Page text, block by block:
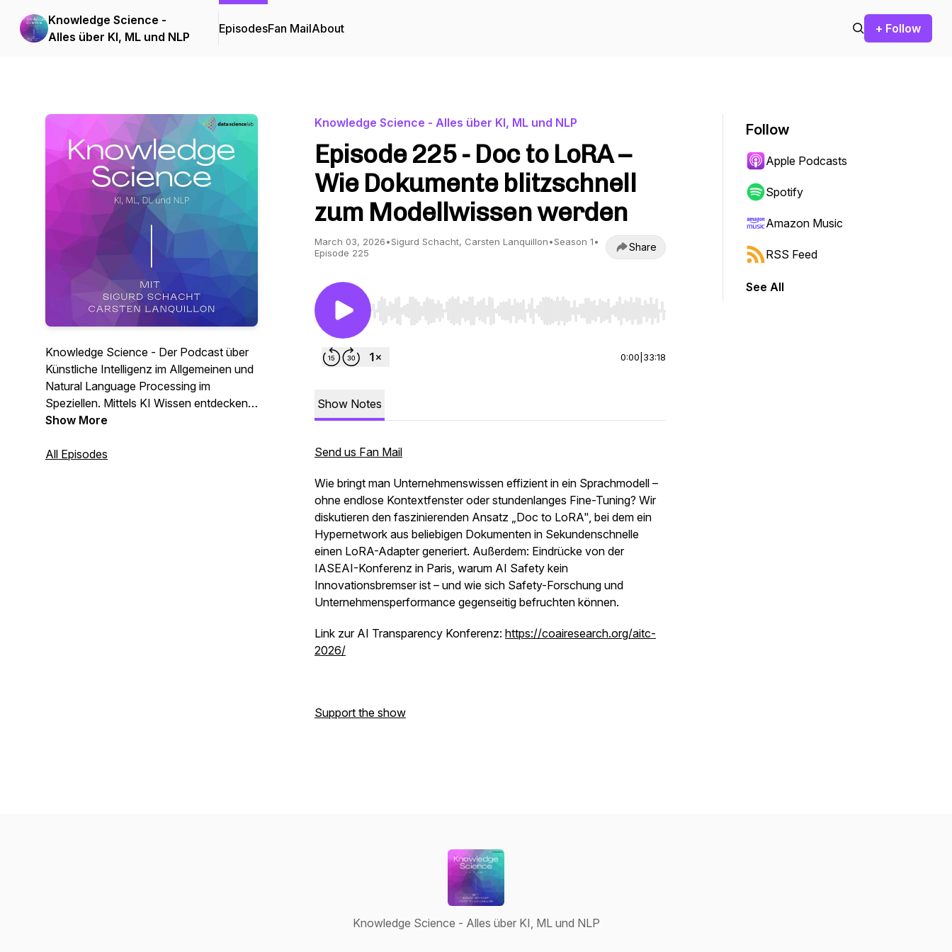
Knowledge Science -
Alles über KI, ML und NLP
EpisodesFan MailAbout + Follow
Knowledge Science - Der Podcast über
Künstliche Intelligenz im Allgemeinen und
Natural Language Processing im
Speziellen. Mittels KI Wissen entdecken,
aufbereiten und nutzbar machen, dass ist
Durch Entmystifizierung der Künstlichen
Show More
All Episodes
Knowledge Science - Alles über KI, ML und NLP
Episode 225 - Doc to LoRA –
Wie Dokumente blitzschnell
zum Modellwissen werden
March 03, 2026•Sigurd Schacht, Carsten Lanquillon•Season 1•
Episode 225
Share
Use Left/Right to seek, Home/End to jump to start or end. Hold shift to jump forward or backward.
0:00 33:18
Show Notes
Send us Fan Mail
Wie bringt man Unternehmenswissen effizient in ein Sprachmodell –
ohne endlose Kontextfenster oder stundenlanges Fine-Tuning? Wir
diskutieren den faszinierenden Ansatz „Doc to LoRA", bei dem ein
Hypernetwork aus beliebigen Dokumenten in Sekundenschnelle
einen LoRA-Adapter generiert. Außerdem: Eindrücke von der
IASEAI-Konferenz in Paris, warum AI Safety kein
Innovationsbremser ist – und wie sich Safety-Forschung und
Unternehmensperformance gegenseitig befruchten können.
Link zur AI Transparency Konferenz: https://coairesearch.org/aitc-
2026/
Support the show
Follow
Apple Podcasts
Spotify
Amazon Music
RSS Feed
See All
Knowledge Science - Alles über KI, ML und NLP